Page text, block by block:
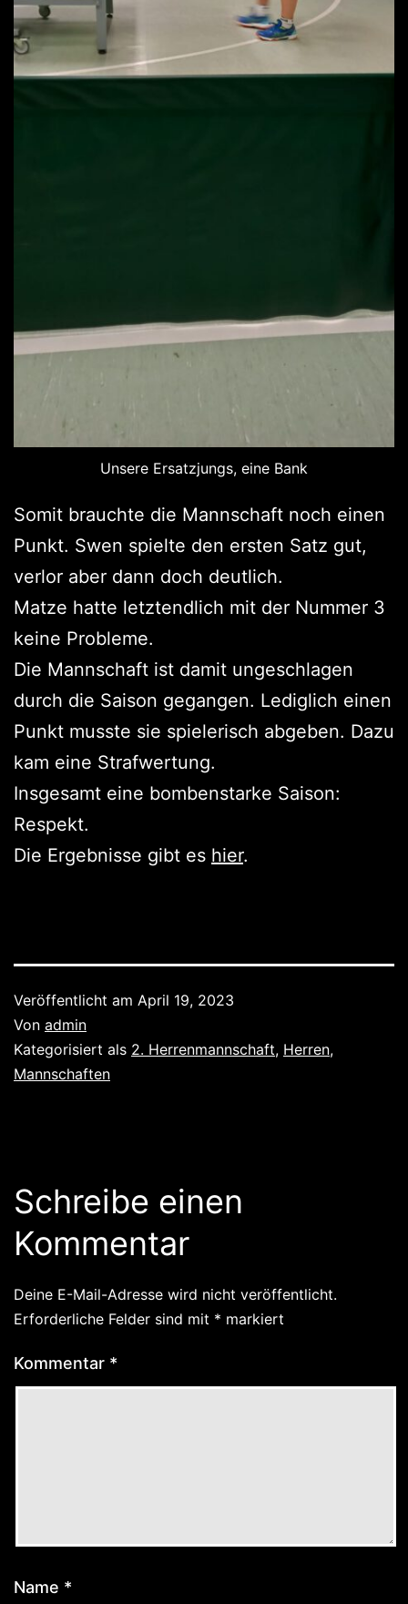
Unsere Ersatzjungs, eine Bank
Somit brauchte die Mannschaft noch einen
Punkt. Swen spielte den ersten Satz gut,
verlor aber dann doch deutlich.
Matze hatte letztendlich mit der Nummer 3
keine Probleme.
Die Mannschaft ist damit ungeschlagen
durch die Saison gegangen. Lediglich einen
Punkt musste sie spielerisch abgeben. Dazu
kam eine Strafwertung.
Insgesamt eine bombenstarke Saison:
Respekt.
Die Ergebnisse gibt es hier.
Veröffentlicht am April 19, 2023
Von admin
Kategorisiert als 2. Herrenmannschaft, Herren,
Mannschaften
Schreibe einen
Kommentar
Deine E-Mail-Adresse wird nicht veröffentlicht.
Erforderliche Felder sind mit * markiert
Kommentar *
Name *